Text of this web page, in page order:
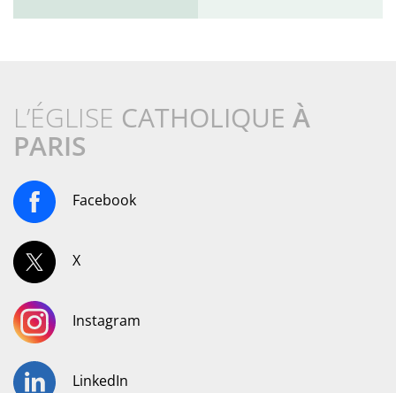
L’ÉGLISE CATHOLIQUE À
PARIS
Facebook
X
Instagram
LinkedIn